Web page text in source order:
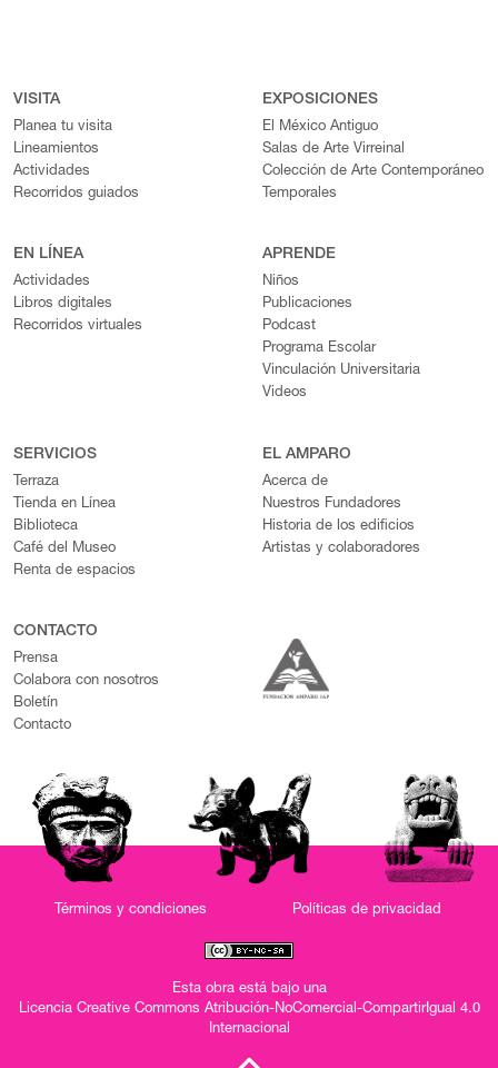
VISITA
Planea tu visita
Lineamientos
Actividades
Recorridos guiados
EXPOSICIONES
El México Antiguo
Salas de Arte Virreinal
Colección de Arte Contemporáneo
Temporales
EN LÍNEA
Actividades
Libros digitales
Recorridos virtuales
APRENDE
Niños
Publicaciones
Podcast
Programa Escolar
Vinculación Universitaria
Videos
SERVICIOS
Terraza
Tienda en Línea
Biblioteca
Café del Museo
Renta de espacios
EL AMPARO
Acerca de
Nuestros Fundadores
Historia de los edificios
Artistas y colaboradores
CONTACTO
Prensa
Colabora con nosotros
Boletín
Contacto
Términos y condiciones Políticas de privacidad
Esta obra está bajo una
Licencia Creative Commons Atribución-NoComercial-CompartirIgual 4.0
Internacional